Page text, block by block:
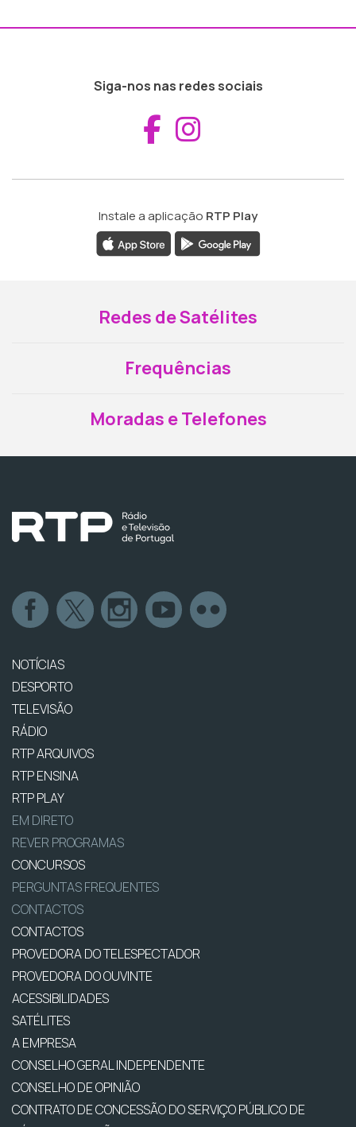
Siga-nos nas redes sociais
Aceder ao
Instale a aplicação RTP Play
Redes de Satélites
Frequências
Moradas e Telefones
NOTÍCIAS
DESPORTO
TELEVISÃO
RÁDIO
RTP ARQUIVOS
RTP ENSINA
RTP PLAY
EM DIRETO
REVER PROGRAMAS
CONCURSOS
PERGUNTAS FREQUENTES
CONTACTOS
CONTACTOS
PROVEDORA DO TELESPECTADOR
PROVEDORA DO OUVINTE
ACESSIBILIDADES
SATÉLITES
A EMPRESA
CONSELHO GERAL INDEPENDENTE
CONSELHO DE OPINIÃO
CONTRATO DE CONCESSÃO DO SERVIÇO PÚBLICO DE